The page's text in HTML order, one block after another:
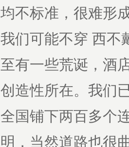
均不标准，很难形
我们可能不穿 西不
至有一些荒诞，酒
创造性所在。我们
全国铺下两百多个
明，当然道路也很